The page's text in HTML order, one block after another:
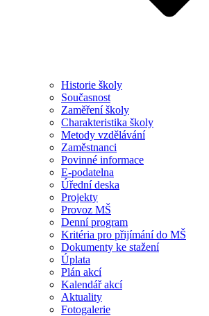
Historie školy
Současnost
Zaměření školy
Charakteristika školy
Metody vzdělávání
Zaměstnanci
Povinné informace
E-podatelna
Úřední deska
Projekty
Provoz MŠ
Denní program
Kritéria pro přijímání do MŠ
Dokumenty ke stažení
Úplata
Plán akcí
Kalendář akcí
Aktuality
Fotogalerie